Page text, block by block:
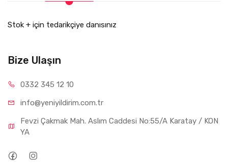
Stok + için tedarikçiye danısınız
Bize Ulaşın
0332 345 12 10
info@yeniyildirim.com.tr
Fevzi Çakmak Mah. Aslım Caddesi No:55/A Karatay / KON
YA